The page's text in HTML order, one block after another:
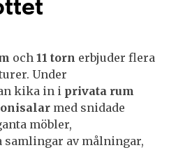
och 11 torn erbjuder flera
Under
kika in i privata rum
med snidade
möbler,
av målningar,